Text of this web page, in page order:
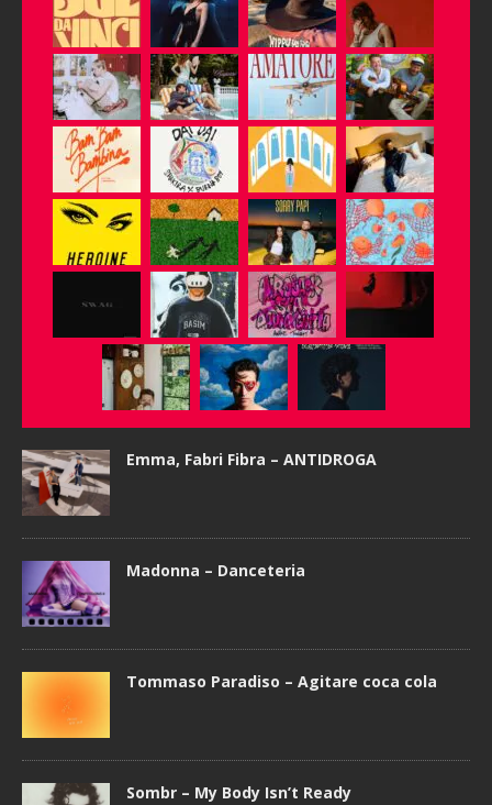
Emma, Fabri Fibra – ANTIDROGA
Madonna – Danceteria
Tommaso Paradiso – Agitare coca cola
Sombr – My Body Isn’t Ready